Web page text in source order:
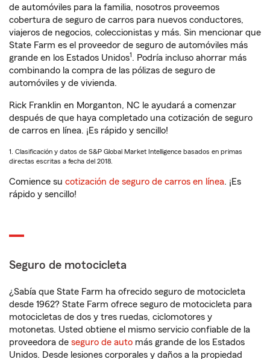
de automóviles para la familia, nosotros proveemos
cobertura de seguro de carros para nuevos conductores,
viajeros de negocios, coleccionistas y más. Sin mencionar que
State Farm es el proveedor de seguro de automóviles más
grande en los Estados Unidos1. Podría incluso ahorrar más
combinando la compra de las pólizas de seguro de
automóviles y de vivienda.
Rick Franklin en Morganton, NC le ayudará a comenzar
después de que haya completado una cotización de seguro
de carros en línea. ¡Es rápido y sencillo!
1. Clasificación y datos de S&P Global Market Intelligence basados en primas
directas escritas a fecha del 2018.
Comience su cotización de seguro de carros en línea. ¡Es
rápido y sencillo!
Seguro de motocicleta
¿Sabía que State Farm ha ofrecido seguro de motocicleta
desde 1962? State Farm ofrece seguro de motocicleta para
motocicletas de dos y tres ruedas, ciclomotores y
motonetas. Usted obtiene el mismo servicio confiable de la
proveedora de seguro de auto más grande de los Estados
Unidos. Desde lesiones corporales y daños a la propiedad